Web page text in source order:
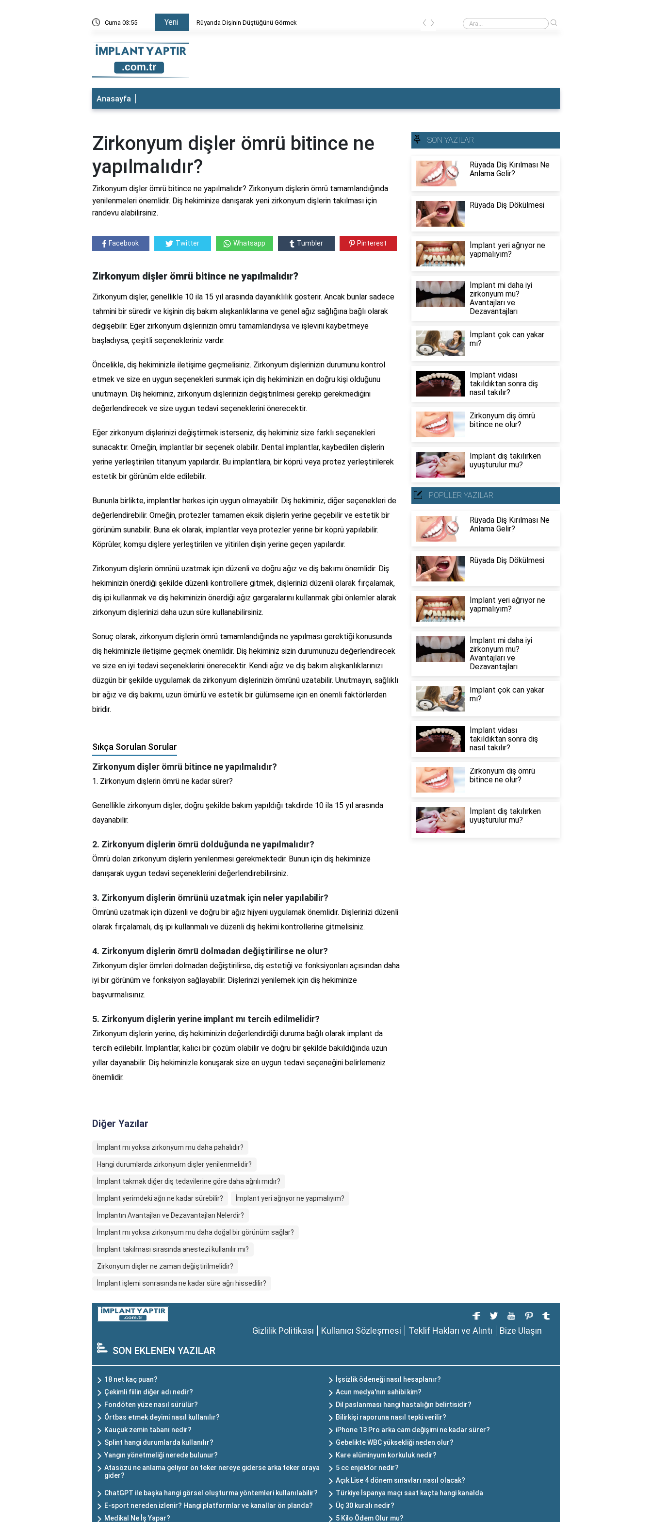
Cuma 03:55 Yeni Rüyada Dolgu Dişin Kırılması Rüyada Dişçiye Muayene Olmak
‹ ›
Anasayfa
Zirkonyum dişler ömrü bitince ne
yapılmalıdır?
Zirkonyum dişler ömrü bitince ne yapılmalıdır? Zirkonyum dişlerin ömrü tamamlandığında
yenilenmeleri önemlidir. Diş hekiminize danışarak yeni zirkonyum dişlerin takılması için
randevu alabilirsiniz.
Facebook Twitter Whatsapp Tumbler Pinterest
Zirkonyum dişler ömrü bitince ne yapılmalıdır?
Zirkonyum dişler, genellikle 10 ila 15 yıl arasında dayanıklılık gösterir. Ancak bunlar sadece
tahmini bir süredir ve kişinin diş bakım alışkanlıklarına ve genel ağız sağlığına bağlı olarak
değişebilir. Eğer zirkonyum dişlerinizin ömrü tamamlandıysa ve işlevini kaybetmeye
başladıysa, çeşitli seçenekleriniz vardır.
Öncelikle, diş hekiminizle iletişime geçmelisiniz. Zirkonyum dişlerinizin durumunu kontrol
etmek ve size en uygun seçenekleri sunmak için diş hekiminizin en doğru kişi olduğunu
unutmayın. Diş hekiminiz, zirkonyum dişlerinizin değiştirilmesi gerekip gerekmediğini
değerlendirecek ve size uygun tedavi seçeneklerini önerecektir.
Eğer zirkonyum dişlerinizi değiştirmek isterseniz, diş hekiminiz size farklı seçenekleri
sunacaktır. Örneğin, implantlar bir seçenek olabilir. Dental implantlar, kaybedilen dişlerin
yerine yerleştirilen titanyum yapılardır. Bu implantlara, bir köprü veya protez yerleştirilerek
estetik bir görünüm elde edilebilir.
Bununla birlikte, implantlar herkes için uygun olmayabilir. Diş hekiminiz, diğer seçenekleri de
değerlendirebilir. Örneğin, protezler tamamen eksik dişlerin yerine geçebilir ve estetik bir
görünüm sunabilir. Buna ek olarak, implantlar veya protezler yerine bir köprü yapılabilir.
Köprüler, komşu dişlere yerleştirilen ve yitirilen dişin yerine geçen yapılardır.
Zirkonyum dişlerin ömrünü uzatmak için düzenli ve doğru ağız ve diş bakımı önemlidir. Diş
hekiminizin önerdiği şekilde düzenli kontrollere gitmek, dişlerinizi düzenli olarak fırçalamak,
diş ipi kullanmak ve diş hekiminizin önerdiği ağız gargaralarını kullanmak gibi önlemler alarak
zirkonyum dişlerinizi daha uzun süre kullanabilirsiniz.
Sonuç olarak, zirkonyum dişlerin ömrü tamamlandığında ne yapılması gerektiği konusunda
diş hekiminizle iletişime geçmek önemlidir. Diş hekiminiz sizin durumunuzu değerlendirecek
ve size en iyi tedavi seçeneklerini önerecektir. Kendi ağız ve diş bakım alışkanlıklarınızı
düzgün bir şekilde uygulamak da zirkonyum dişlerinizin ömrünü uzatabilir. Unutmayın, sağlıklı
bir ağız ve diş bakımı, uzun ömürlü ve estetik bir gülümseme için en önemli faktörlerden
biridir.
Sıkça Sorulan Sorular
Zirkonyum dişler ömrü bitince ne yapılmalıdır?
1. Zirkonyum dişlerin ömrü ne kadar sürer?
Genellikle zirkonyum dişler, doğru şekilde bakım yapıldığı takdirde 10 ila 15 yıl arasında
dayanabilir.
2. Zirkonyum dişlerin ömrü dolduğunda ne yapılmalıdır?
Ömrü dolan zirkonyum dişlerin yenilenmesi gerekmektedir. Bunun için diş hekiminize
danışarak uygun tedavi seçeneklerini değerlendirebilirsiniz.
3. Zirkonyum dişlerin ömrünü uzatmak için neler yapılabilir?
Ömrünü uzatmak için düzenli ve doğru bir ağız hijyeni uygulamak önemlidir. Dişlerinizi düzenli
olarak fırçalamalı, diş ipi kullanmalı ve düzenli diş hekimi kontrollerine gitmelisiniz.
4. Zirkonyum dişlerin ömrü dolmadan değiştirilirse ne olur?
Zirkonyum dişler ömrleri dolmadan değiştirilirse, diş estetiği ve fonksiyonları açısından daha
iyi bir görünüm ve fonksiyon sağlayabilir. Dişlerinizi yenilemek için diş hekiminize
başvurmalısınız.
5. Zirkonyum dişlerin yerine implant mı tercih edilmelidir?
Zirkonyum dişlerin yerine, diş hekiminizin değerlendirdiği duruma bağlı olarak implant da
tercih edilebilir. İmplantlar, kalıcı bir çözüm olabilir ve doğru bir şekilde bakıldığında uzun
yıllar dayanabilir. Diş hekiminizle konuşarak size en uygun tedavi seçeneğini belirlemeniz
önemlidir.
Diğer Yazılar
İmplant mı yoksa zirkonyum mu daha pahalıdır?
Hangi durumlarda zirkonyum dişler yenilenmelidir?
İmplant takmak diğer diş tedavilerine göre daha ağrılı mıdır?
İmplant yerimdeki ağrı ne kadar sürebilir? İmplant yeri ağrıyor ne yapmalıyım?
İmplantın Avantajları ve Dezavantajları Nelerdir?
İmplant mı yoksa zirkonyum mu daha doğal bir görünüm sağlar?
İmplant takılması sırasında anestezi kullanılır mı?
Zirkonyum dişler ne zaman değiştirilmelidir?
İmplant işlemi sonrasında ne kadar süre ağrı hissedilir?
SON YAZILAR
Rüyada Diş Kırılması Ne
Anlama Gelir?
Rüyada Diş Dökülmesi
İmplant yeri ağrıyor ne
yapmalıyım?
İmplant mi daha iyi
zirkonyum mu?
Avantajları ve
Dezavantajları
İmplant çok can yakar
mı?
İmplant vidası
takıldıktan sonra diş
nasıl takılır?
Zirkonyum diş ömrü
bitince ne olur?
İmplant diş takılırken
uyuşturulur mu?
POPÜLER YAZILAR
Rüyada Diş Kırılması Ne
Anlama Gelir?
Rüyada Diş Dökülmesi
İmplant yeri ağrıyor ne
yapmalıyım?
İmplant mi daha iyi
zirkonyum mu?
Avantajları ve
Dezavantajları
İmplant çok can yakar
mı?
İmplant vidası
takıldıktan sonra diş
nasıl takılır?
Zirkonyum diş ömrü
bitince ne olur?
İmplant diş takılırken
uyuşturulur mu?
Gizlilik Politikası Kullanıcı Sözleşmesi Teklif Hakları ve Alıntı Bize Ulaşın
SON EKLENEN YAZILAR
18 net kaç puan?
İşsizlik ödeneği nasıl hesaplanır?
Çekimli fiilin diğer adı nedir?
Acun medya'nın sahibi kim?
Fondöten yüze nasıl sürülür?
Dil paslanması hangi hastalığın belirtisidir?
Örtbas etmek deyimi nasıl kullanılır?
Bilirkişi raporuna nasıl tepki verilir?
Kauçuk zemin tabanı nedir?
iPhone 13 Pro arka cam değişimi ne kadar sürer?
Splint hangi durumlarda kullanılır?
Gebelikte WBC yüksekliği neden olur?
Yangın yönetmeliği nerede bulunur?
Kare alüminyum korkuluk nedir?
Atasözü ne anlama geliyor ön teker nereye giderse arka teker oraya
gider?
5 cc enjektör nedir?
Açık Lise 4 dönem sınavları nasıl olacak?
ChatGPT ile başka hangi görsel oluşturma yöntemleri kullanılabilir?
Türkiye İspanya maçı saat kaçta hangi kanalda
E-sport nereden izlenir? Hangi platformlar ve kanallar ön planda?
Üç 30 kuralı nedir?
Medikal Ne İş Yapar?
5 Kilo Ödem Olur mu?